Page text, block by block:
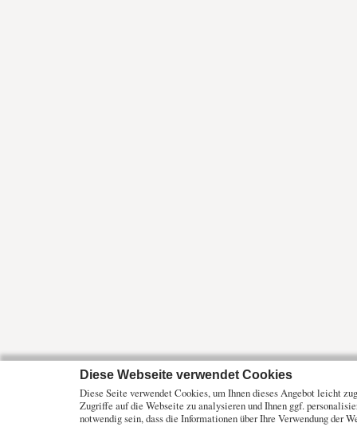
Diese Webseite verwendet Cookies
Diese Seite verwendet Cookies, um Ihnen dieses Angebot leicht
Zugriffe auf die Webseite zu analysieren und Ihnen ggf.
notwendig sein, dass die Informationen über Ihre Verwendung der